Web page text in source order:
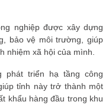
nghiệp được xây dựng
bảo vệ môi trường, giúp
nhiệm xã hội của mình.
phát triển hạ tầng công
tỉnh này trở thành một
khẩu hàng đầu trong khu